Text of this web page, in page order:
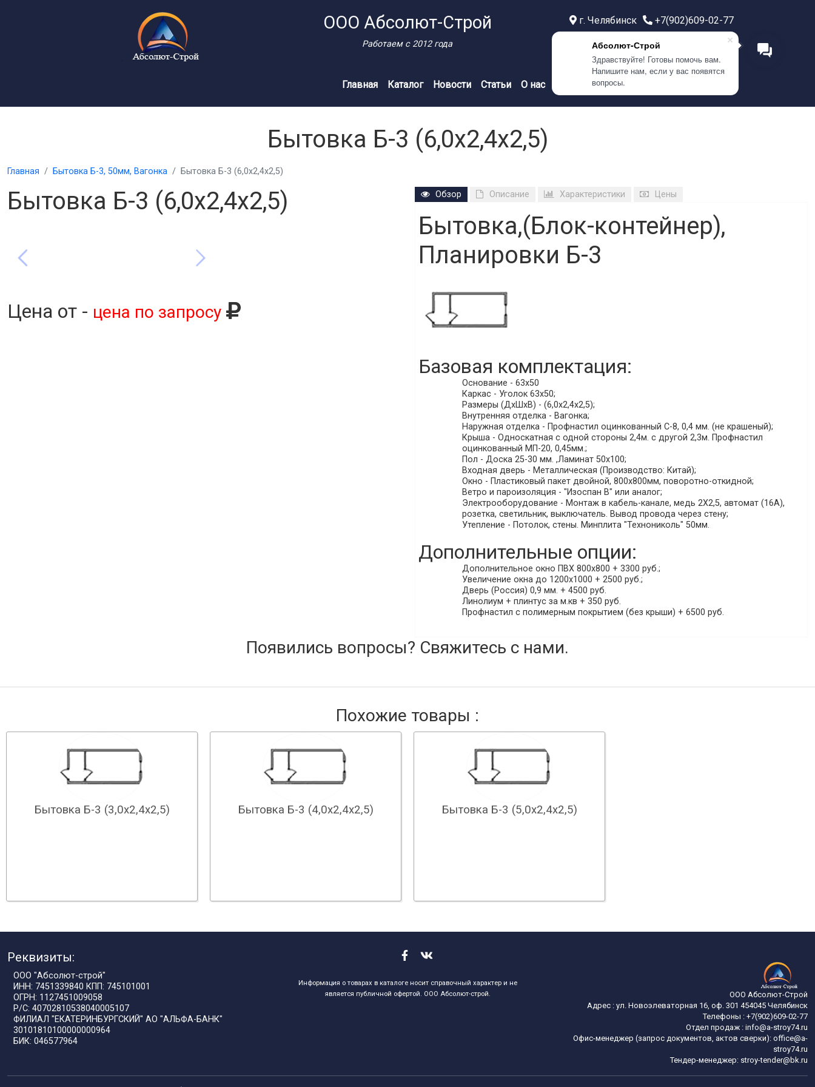
Абсолют-Строй
Здравствуйте! Готовы помочь вам.
Напишите нам, если у вас появятся
вопросы.
ООО Абсолют-Строй
Работаем с 2012 года
г. Челябинск
+7(902)609-02-77
+7(999)586-21-77
г. Самара
+7(908)0400-304
Главная Каталог Новости Статьи О нас Контакты
Бытовка Б-3 (6,0х2,4х2,5)
Главная Бытовка Б-3, 50мм, Вагонка Бытовка Б-3 (6,0х2,4х2,5)
Бытовка Б-3 (6,0х2,4х2,5)
Цена от - цена по запросу
Обзор Описание Характеристики Цены
Бытовка,(Блок-контейнер),
Планировки Б-3
Базовая комплектация:
Основание - 63х50
Каркас - Уголок 63х50;
Размеры (ДхШхВ) - (6,0х2,4х2,5);
Внутренняя отделка - Вагонка;
Наружная отделка - Профнастил оцинкованный С-8, 0,4 мм. (не крашеный);
Крыша - Односкатная с одной стороны 2,4м. с другой 2,3м. Профнастил
оцинкованный МП-20, 0,45мм.;
Пол - Доска 25-30 мм. ,Ламинат 50х100;
Входная дверь - Металлическая (Производство: Китай);
Окно - Пластиковый пакет двойной, 800х800мм, поворотно-откидной;
Ветро и пароизоляция - "Изоспан В" или аналог;
Электрооборудование - Монтаж в кабель-канале, медь 2Х2,5, автомат (16А),
розетка, светильник, выключатель. Вывод провода через стену;
Утепление - Потолок, стены. Минплита "Технониколь" 50мм.
Дополнительные опции:
Дополнительное окно ПВХ 800х800 + 3300 руб.;
Увеличение окна до 1200х1000 + 2500 руб.;
Дверь (Россия) 0,9 мм. + 4500 руб.
Линолиум + плинтус за м.кв + 350 руб.
Профнастил с полимерным покрытием (без крыши) + 6500 руб.
Появились вопросы? Свяжитесь с нами.
Похожие товары :
Бытовка Б-3 (3,0х2,4х2,5) Бытовка Б-3 (4,0х2,4х2,5) Бытовка Б-3 (5,0х2,4х2,5)
Реквизиты:
ООО "Абсолют-строй"
ИНН: 7451339840 КПП: 745101001
ОГРН: 1127451009058
Р/С: 40702810538040005107
ФИЛИАЛ "ЕКАТЕРИНБУРГСКИЙ" АО "АЛЬФА-БАНК"
30101810100000000964
БИК: 046577964
Информация о товарах в каталоге носит справочный характер и не
является публичной офертой. ООО Абсолют-строй.
ООО Абсолют-Строй
Адрес : ул. Новоэлеваторная 16, оф. 301 454045 Челябинск
Телефоны : +7(902)609-02-77
Отдел продаж : info@a-stroy74.ru
Офис-менеджер (запрос документов, актов сверки): office@a-
stroy74.ru
Тендер-менеджер: stroy-tender@bk.ru